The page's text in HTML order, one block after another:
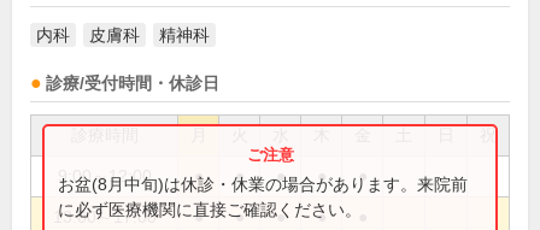
内科 皮膚科 精神科
診療/受付時間・休診日
祝
9:00～12:00 ● ● ● ● ●
13:00～17:00 ● ● ● ●
お盆(8月中旬)は休診・休業の場合があります。来院前
に必ず医療機関に直接ご確認ください。